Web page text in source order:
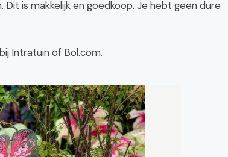
is makkelijk en goedkoop. Je hebt geen dure
Intratuin of Bol.com.